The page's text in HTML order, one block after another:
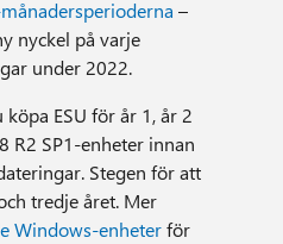
–
nyckel på varje
under 2022.
ESU för år 1, år 2
R2 SP1-enheter innan
Stegen för att
tredje året. Mer
Windows-enheterför